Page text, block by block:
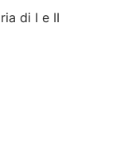
di I e II